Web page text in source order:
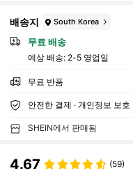
배송지 South Korea
무료 배송
예상 배송: 2-5 영업일
무료 반품
안전한 결제 · 개인정보 보호
SHEIN에서 판매됨
4.67 (59)